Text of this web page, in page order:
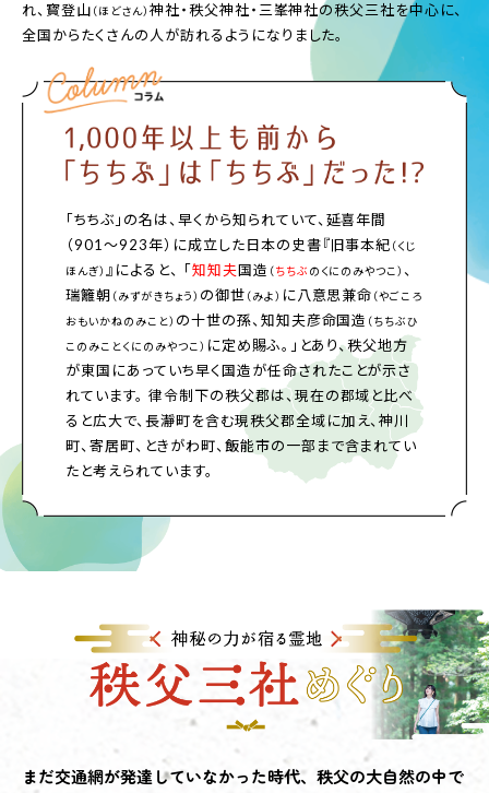
れ、寳登山 （ほどさん） 神社・秩父神社・三峯神社の秩父三社を中心に、
全国からたくさんの人が訪れるようになりました。
「ちちぶ」の名は、早くから知られていて、延喜年間
（901～923年）に成立した日本の史書『旧事本紀 （くじ
ほんぎ） 』によると、 「知知夫国造 （ちちぶ のくにのみやつこ） 、
瑞籬朝 （みずがきちょう） の御世 （みよ） に八意思兼命 （やごころ
おもいかねのみこと） の十世の孫、知知夫彦命国造 （ちちぶひ
このみことくにのみやつこ） に定め賜ふ。」とあり、秩父地方
が東国にあっていち早く国造が任命されたことが示さ
れています。 律令制下の秩父郡は、現在の郡域と比べ
ると広大で、長瀞町を含む現秩父郡全域に加え、神川
町、寄居町、ときがわ町、飯能市の一部まで含まれてい
たと考えられています。
まだ交通網が発達していなかった時代、秩父の大自然の中で